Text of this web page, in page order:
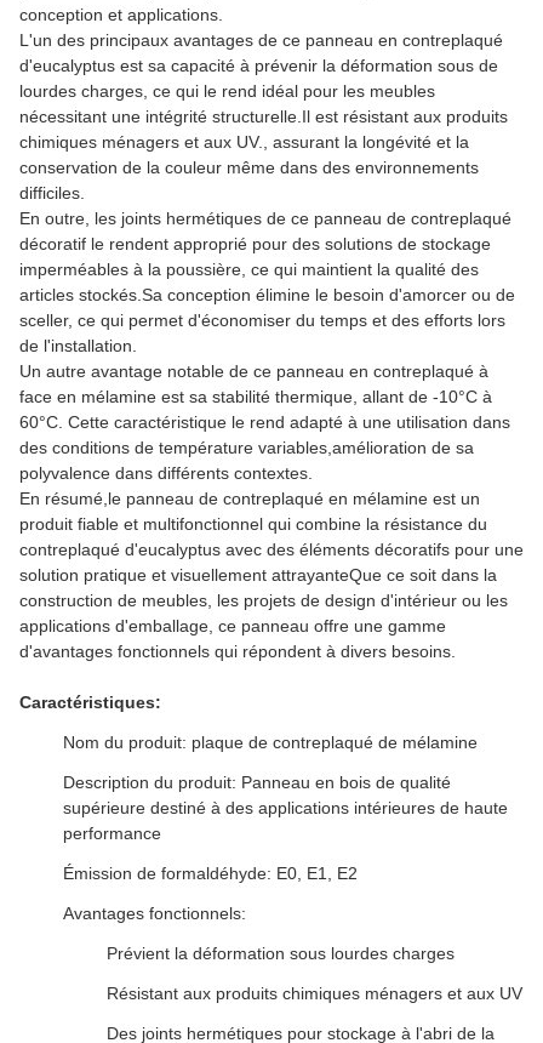
conception et applications.
L'un des principaux avantages de ce panneau en contreplaqué
d'eucalyptus est sa capacité à prévenir la déformation sous de
lourdes charges, ce qui le rend idéal pour les meubles
nécessitant une intégrité structurelle.Il est résistant aux produits
chimiques ménagers et aux UV., assurant la longévité et la
conservation de la couleur même dans des environnements
difficiles.
En outre, les joints hermétiques de ce panneau de contreplaqué
décoratif le rendent approprié pour des solutions de stockage
imperméables à la poussière, ce qui maintient la qualité des
articles stockés.Sa conception élimine le besoin d'amorcer ou de
sceller, ce qui permet d'économiser du temps et des efforts lors
de l'installation.
Un autre avantage notable de ce panneau en contreplaqué à
face en mélamine est sa stabilité thermique, allant de -10°C à
60°C. Cette caractéristique le rend adapté à une utilisation dans
des conditions de température variables,amélioration de sa
polyvalence dans différents contextes.
En résumé,le panneau de contreplaqué en mélamine est un
produit fiable et multifonctionnel qui combine la résistance du
contreplaqué d'eucalyptus avec des éléments décoratifs pour une
solution pratique et visuellement attrayanteQue ce soit dans la
construction de meubles, les projets de design d'intérieur ou les
applications d'emballage, ce panneau offre une gamme
d'avantages fonctionnels qui répondent à divers besoins.
Caractéristiques:
Nom du produit: plaque de contreplaqué de mélamine
Description du produit: Panneau en bois de qualité
supérieure destiné à des applications intérieures de haute
performance
Émission de formaldéhyde: E0, E1, E2
Avantages fonctionnels:
Prévient la déformation sous lourdes charges
Résistant aux produits chimiques ménagers et aux UV
Des joints hermétiques pour stockage à l'abri de la